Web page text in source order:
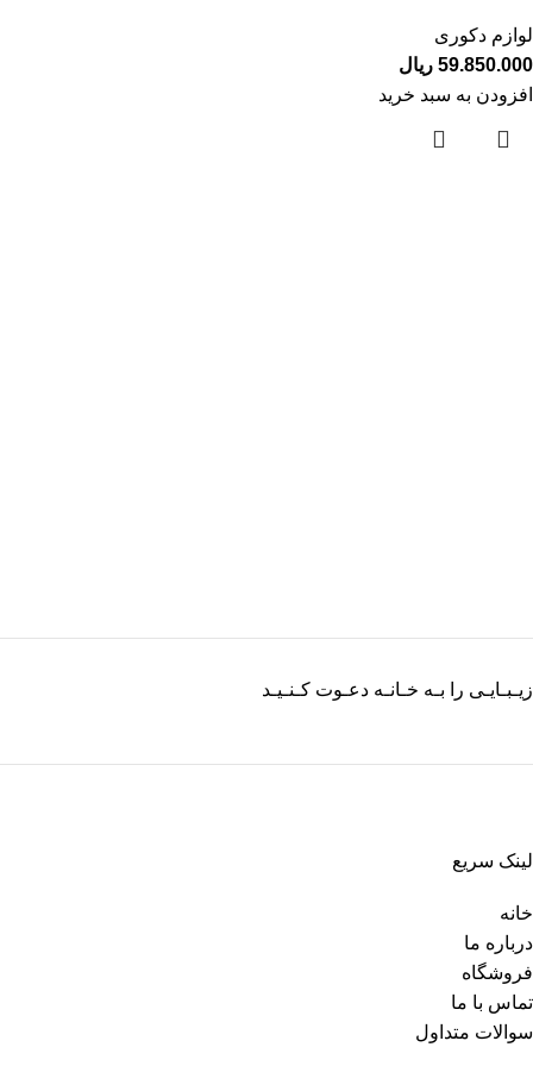
لوازم دکوری
59.850.000 ریال
افزودن به سبد خرید
زیـبـایـی را بـه خـانـه دعـوت کـنـیـد
لینک سریع
خانه
درباره ما
فروشگاه
تماس با ما
سوالات متداول